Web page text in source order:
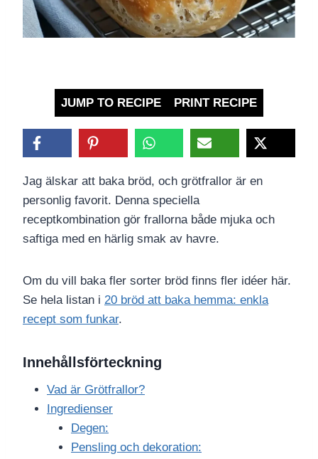
JUMP TO RECIPE PRINT RECIPE
Jag älskar att baka bröd, och grötfrallor är en
personlig favorit. Denna speciella
receptkombination gör frallorna både mjuka och
saftiga med en härlig smak av havre.
Om du vill baka fler sorter bröd finns fler idéer här.
Se hela listan i 20 bröd att baka hemma: enkla
recept som funkar.
Innehållsförteckning
Vad är Grötfrallor?
Ingredienser
Degen:
Pensling och dekoration: